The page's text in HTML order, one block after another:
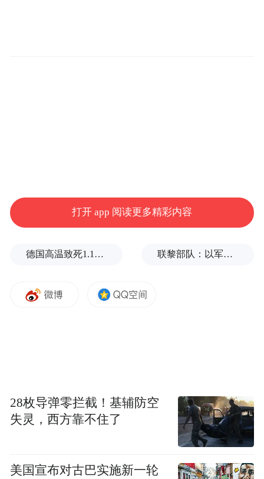
PlayStation此前即表示 FlexStrike 将在
，再考虑昨日的这一表态，相信
这款无线格斗操作杆很快会正式发布。
打开 app 阅读更多精彩内容
德国高温致死1.19万人，为2016年来最高纪录 联黎部队：以军单日向黎发射113枚炮弹
28枚导弹零拦截！基辅防空
失灵，西方靠不住了
美国宣布对古巴实施新一轮